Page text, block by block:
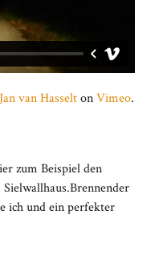
Jan van HasseltonVimeo.
zum Beispiel den
ich und ein perfekter